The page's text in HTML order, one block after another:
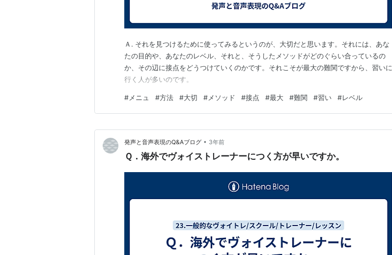
Ａ. それを見つけるために使ってみるというのが、大切だと思います。それには、あな
たの目的や、あなたのレベル、それと、そうしたメソッドがどのぐらい合っているの
か、その辺に接点をどうつけていくのかです。それこそが最大の難関ですから、習いに
行く人が多いのです。
# メニュ #方法 #大切 # メソッド #接点 #最大 #難関 #習い #レベル
発声と音声表現のQ&Aブログ • 3年前
Ｑ．海外でヴォイストレーナーにつく方が早いですか。